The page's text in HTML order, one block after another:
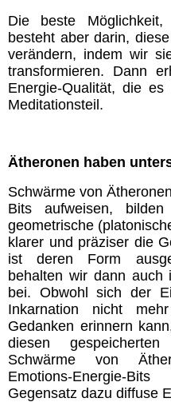
Die beste
besteht aber darin,
verändern, indem wir
transformieren. Dann
Energie-Qualität, die
Meditationsteil.
Ätheronen haben
Schwärme von
Bits aufweisen, bilden
geometrische
klarer und präziser die
ist deren Form
behalten wir dann auch
bei. Obwohl sich der
Inkarnation nicht
Gedanken erinnern
diesen
Schwärme von
Emotions-Energie-
Gegensatz dazu diffuse